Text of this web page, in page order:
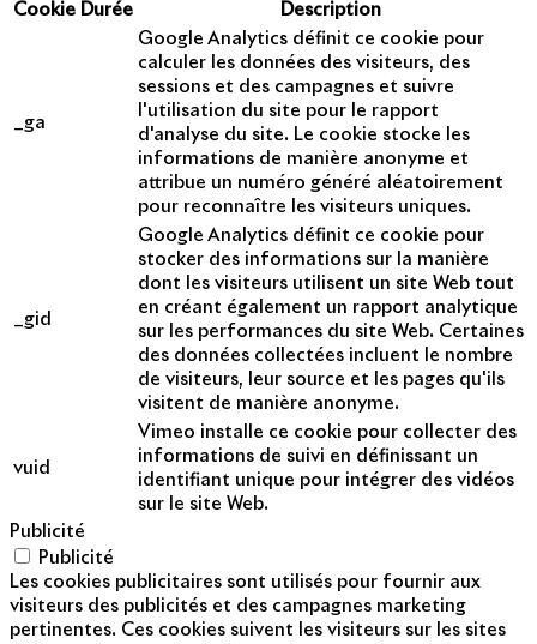
Cookie Durée Description
_ga
Google Analytics définit ce cookie pour
calculer les données des visiteurs, des
sessions et des campagnes et suivre
l'utilisation du site pour le rapport
d'analyse du site. Le cookie stocke les
informations de manière anonyme et
attribue un numéro généré aléatoirement
pour reconnaître les visiteurs uniques.
_gid
Google Analytics définit ce cookie pour
stocker des informations sur la manière
dont les visiteurs utilisent un site Web tout
en créant également un rapport analytique
sur les performances du site Web. Certaines
des données collectées incluent le nombre
de visiteurs, leur source et les pages qu'ils
visitent de manière anonyme.
vuid
Vimeo installe ce cookie pour collecter des
informations de suivi en définissant un
identifiant unique pour intégrer des vidéos
sur le site Web.
Publicité
Publicité
Les cookies publicitaires sont utilisés pour fournir aux
visiteurs des publicités et des campagnes marketing
pertinentes. Ces cookies suivent les visiteurs sur les sites